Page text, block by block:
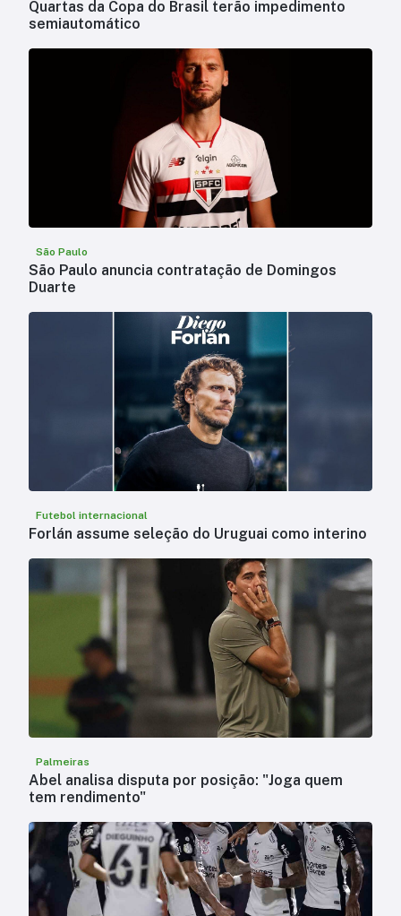
Quartas da Copa do Brasil terão impedimento
semiautomático
São Paulo
São Paulo anuncia contratação de Domingos
Duarte
Futebol internacional
Forlán assume seleção do Uruguai como interino
Palmeiras
Abel analisa disputa por posição: "Joga quem
tem rendimento"